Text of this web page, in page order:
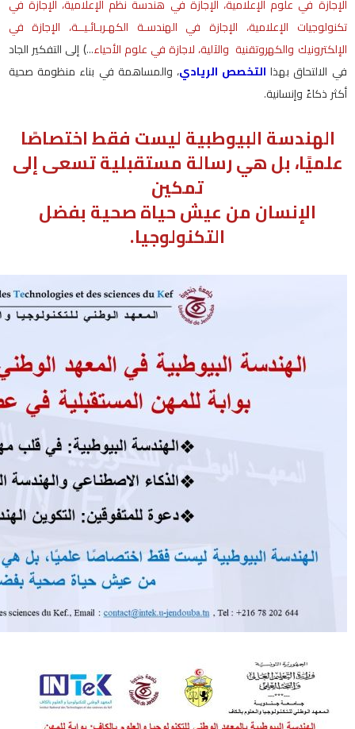
الإجازة في علوم الإعلامية، الإجازة في هندسة نظم الإعلامية، الإجازة في
تكنولوجيات الإعلامية، الإجازة في الهندسـة الكهـربـائـيــة، الإجازة في
الإلكترونيك والكهروتقنية والآلية، لاجازة في علوم الأحياء...) إلى التفكير الجاد
في الالتحاق بهذا التخصص الريادي، والمساهمة في بناء منظومة صحية
أكثر ذكاءً وإنسانية.
الهندسة البيوطبية ليست فقط اختصاصًا
علميًا، بل هي رسالة مستقبلية تسعى إلى
تمكين
الإنسان من عيش حياة صحية بفضل
التكنولوجيا.